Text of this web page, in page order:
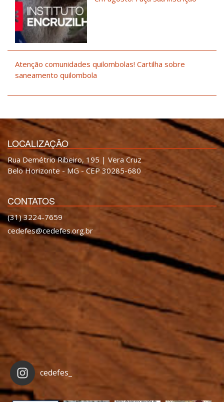
Atenção comunidades quilombolas! Cartilha sobre
saneamento quilombola
LOCALIZAÇÃO
Rua Demétrio Ribeiro, 195 | Vera Cruz
Belo Horizonte - MG - CEP 30285-680
CONTATOS
(31) 3224-7659
cedefes@cedefes.org.br
cedefes_